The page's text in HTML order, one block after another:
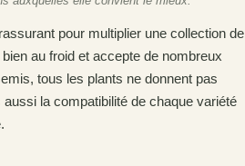
pour multiplier une collection de
au froid et accepte de nombreux
tous les plants ne donnent pas
la compatibilité de chaque variété